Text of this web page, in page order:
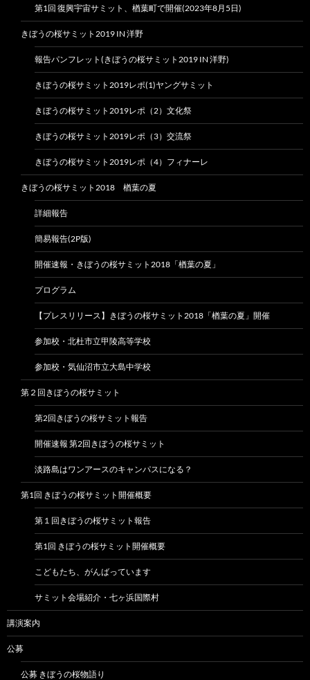
第1回 復興宇宙サミット、楢葉町で開催(2023年8月5日)
きぼうの桜サミット2019 IN 洋野
報告パンフレット(きぼうの桜サミット2019 IN 洋野)
きぼうの桜サミット2019レポ(1)ヤングサミット
きぼうの桜サミット2019レポ（2）文化祭
きぼうの桜サミット2019レポ（3）交流祭
きぼうの桜サミット2019レポ（4）フィナーレ
きぼうの桜サミット2018 楢葉の夏
詳細報告
簡易報告(2P版)
開催速報・きぼうの桜サミット2018「楢葉の夏」
プログラム
【プレスリリース】きぼうの桜サミット2018「楢葉の夏」開催
参加校・北杜市立甲陵高等学校
参加校・気仙沼市立大島中学校
第２回きぼうの桜サミット
第2回きぼうの桜サミット報告
開催速報 第2回きぼうの桜サミット
淡路島はワンアースのキャンパスになる？
第1回 きぼうの桜サミット開催概要
第１回きぼうの桜サミット報告
第1回 きぼうの桜サミット開催概要
こどもたち、がんばっています
サミット会場紹介・七ヶ浜国際村
講演案内
公募
公募 きぼうの桜物語り